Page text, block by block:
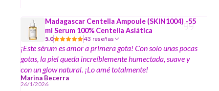
Madagascar Centella Ampoule (SKIN1004) -55
ml Serum 100% Centella Asiática
5.0 43 reseñas
¡Este sérum es amor a primera gota! Con solo unas pocas
gotas, la piel queda increíblemente humectada, suave y
con un glow natural. ¡Lo amé totalmente!
Marina Becerra
26/1/2026